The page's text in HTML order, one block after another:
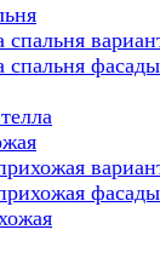
спальня
спальня